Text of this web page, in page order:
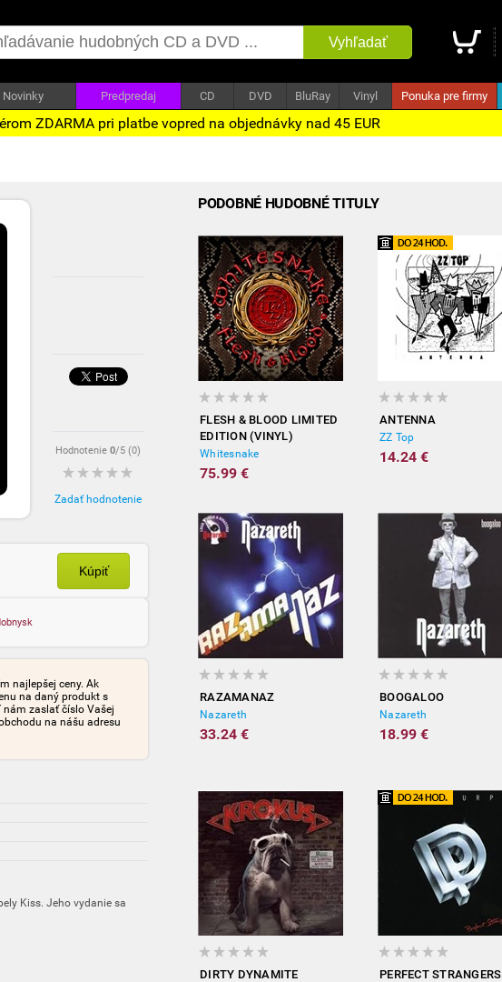
Vyhľadať
Novinky Predpredaj CD DVD BluRay Vinyl Ponuka pre firmy
ZDARMA pri platbe vopred na objednávky nad 45 EUR
Hodnotenie 0/5 (0)
Zadať hodnotenie
Kúpiť
najlepšej ceny. Ak
na daný produkt s
zaslať číslo Vašej
na nášu adresu
Kiss. Jeho vydanie sa
PODOBNÉ HUDOBNÉ TITULY
FLESH & BLOOD LIMITED
EDITION (VINYL)
Whitesnake
75.99 €
ANTENNA
ZZ Top
14.24 €
RAZAMANAZ
Nazareth
33.24 €
BOOGALOO
Nazareth
18.99 €
DIRTY DYNAMITE PERFECT STRANGERS